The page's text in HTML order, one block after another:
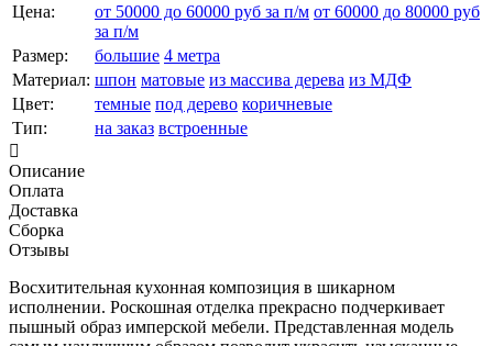
Цена:
от 50000 до 60000 руб за п/м от 60000 до 80000 руб
за п/м
Размер:
большие 4 метра
Материал: шпон матовые из массива дерева из МДФ
Цвет:
темные под дерево коричневые
Тип:
на заказ встроенные
Описание
Оплата
Доставка
Сборка
Отзывы
Восхитительная кухонная композиция в шикарном
исполнении. Роскошная отделка прекрасно подчеркивает
пышный образ имперской мебели. Представленная модель